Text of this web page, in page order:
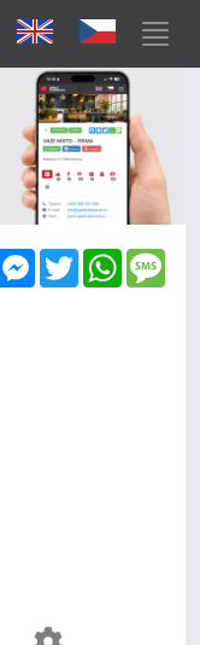
Messenger
Twitter